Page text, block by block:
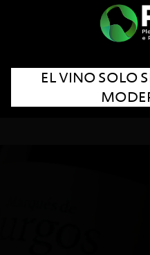
Cada botella
históricas,
tierra
EL VINO SOLO